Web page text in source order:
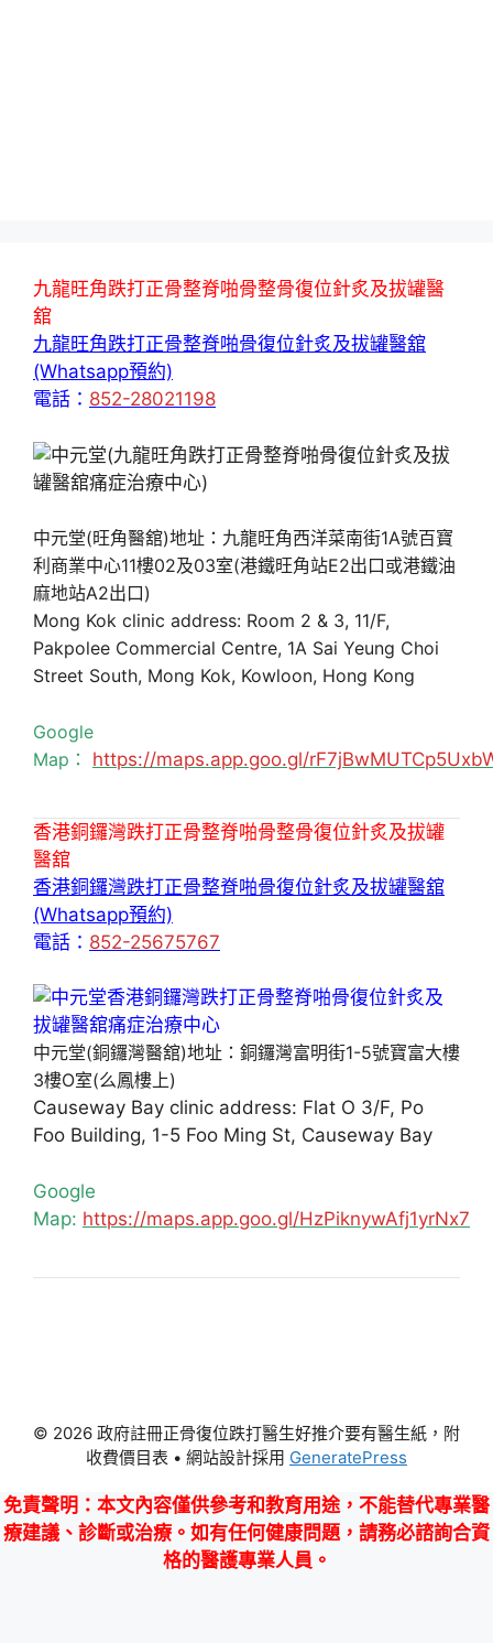
九龍旺角跌打正骨整脊啪骨整骨復位針炙及拔罐醫
舘
九龍旺角跌打正骨整脊啪骨復位針炙及拔罐醫舘
(Whatsapp預約)
電話： 852-28021198
中元堂(旺角醫舘)地址：九龍旺角西洋菜南街1A號百寶
利商業中心11樓02及03室(港鐵旺角站E2出口或港鐵油
麻地站A2出口)
Mong Kok clinic address: Room 2 & 3, 11/F,
Pakpolee Commercial Centre, 1A Sai Yeung Choi
Street South, Mong Kok, Kowloon, Hong Kong
Google
Map： https://maps.app.goo.gl/
香港銅鑼灣跌打正骨整脊啪骨整骨復位針炙及拔罐
醫舘
香港銅鑼灣跌打正骨整脊啪骨復位針炙及拔罐醫舘
(Whatsapp預約)
電話： 852-25675767
中元堂(銅鑼灣醫舘)地址：銅鑼灣富明街1-5號寶富大樓
3樓O室(么鳳樓上)
Causeway Bay clinic address: Flat O 3/F, Po
Foo Building, 1-5 Foo Ming St, Causeway Bay
Google
Map: https://maps.app.goo.gl/HzPiknywAfj1yrNx7
© 2026 政府註冊正骨復位跌打醫生好推介要有醫生紙，附
收費價目表 • 網站設計採用 GeneratePress
免責聲明 ：本文內容僅供參考和教育用途，不能替代專業醫
療建議、診斷或治療。如有任何健康問題，請務必諮詢合資
格的醫護專業人員。